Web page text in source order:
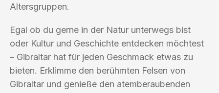
Altersgruppen.
Egal ob du gerne in der Natur unterwegs bist
oder Kultur und Geschichte entdecken möchtest
– Gibraltar hat für jeden Geschmack etwas zu
bieten. Erklimme den berühmten Felsen von
Gibraltar und genieße den atemberaubenden